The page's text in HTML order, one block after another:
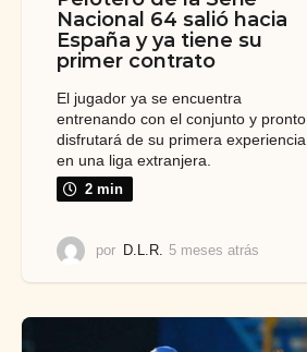
Nacional 64 salió hacia
España y ya tiene su
primer contrato
El jugador ya se encuentra
entrenando con el conjunto y pronto
disfrutará de su primera experiencia
en una liga extranjera.
2 min
por D.L.R. 5 meses atrás
e